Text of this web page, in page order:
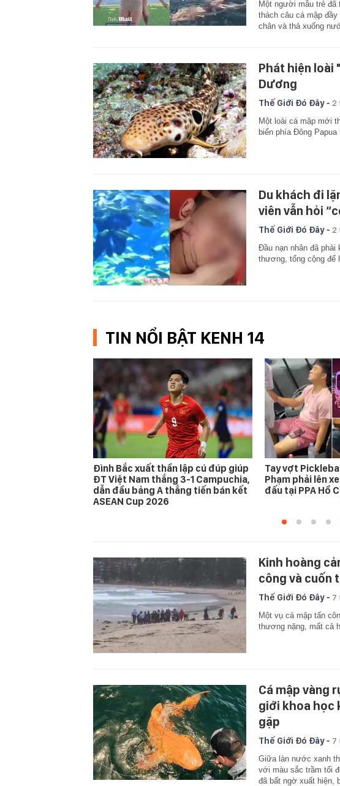
Một người mẫu trẻ đã
thách câu cá mập
chân và thả xuống
Phát hiện loài
Dương
Thế Giới Đó Đây- 2
Một loài cá mập mới
biển phía Đông Papua
Du khách đi
viên vẫn hỏi
Thế Giới Đó Đây- 2
Đầu nạn nhân đã phải
thương, tổng cộng để
TIN NỔI BẬT KENH 14
Đình Bắc xuất thần lập cú đúp giúp
ĐT Việt Nam thắng 3-1 Campuchia,
dẫn đầu bảng A thẳng tiến bán kết
ASEAN Cup 2026
Tay vợt
Phạm phải lên
đấu tại PPA Hồ
Kinh hoàng
công và cuốn
Thế Giới Đó Đây- 7
Một vụ cá mập tấn
thương nặng, mất cả
Cá mập vàng
giới khoa học
gặp
Thế Giới Đó Đây- 7
Giữa làn nước xanh
với màu sắc trầm tối
đã bất ngờ xuất hiện,